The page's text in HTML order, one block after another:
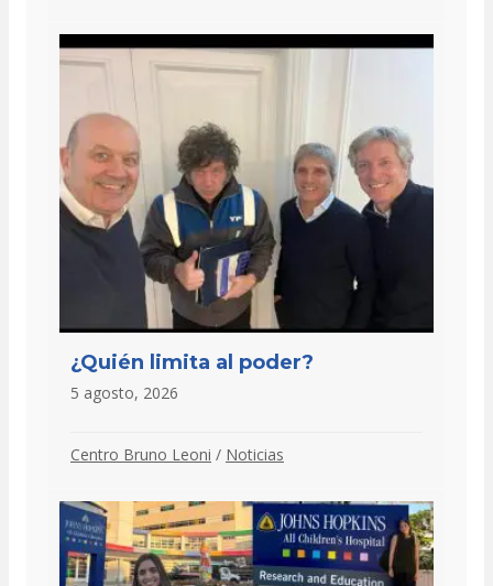
¿Quién limita al poder?
5 agosto, 2026
Centro Bruno Leoni / Noticias